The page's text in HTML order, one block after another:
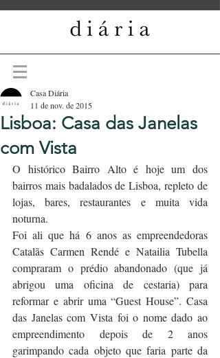
Lisboa: Casa das Janelas
com Vista
Casa Diária
11 de nov. de 2015
O histórico Bairro Alto é hoje um dos
bairros mais badalados de Lisboa, repleto de
lojas, bares, restaurantes e muita vida
noturna.
Foi ali que há 6 anos as empreendedoras
Catalãs Carmen Rendé e Natailia Tubella
compraram o prédio abandonado (que já
abrigou uma oficina de cestaria) para
reformar e abrir uma “Guest House”. Casa
das Janelas com Vista foi o nome dado ao
empreendimento depois de 2 anos
garimpando cada objeto que faria parte da